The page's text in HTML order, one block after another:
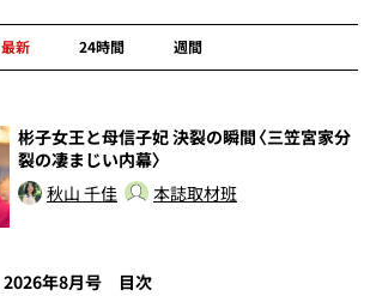
最新 24時間 週間
彬子女王と母信子妃 決裂の瞬間〈三笠宮家分
裂の凄まじい内幕〉
秋山 千佳
本誌取材班
2026年8月号 目次